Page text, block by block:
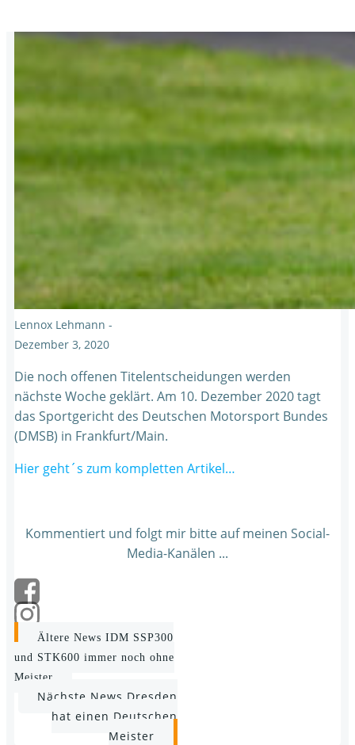
Lennox Lehmann -
Dezember 3, 2020
Die noch offenen Titelentscheidungen werden
nächste Woche geklärt. Am 10. Dezember 2020 tagt
das Sportgericht des Deutschen Motorsport Bundes
(DMSB) in Frankfurt/Main.
Hier geht´s zum kompletten Artikel…
Kommentiert und folgt mir bitte auf meinen Social-
Media-Kanälen ...
Post
navigation
Ältere News IDM SSP300
und STK600 immer noch ohne
Meister
Post
Nächste News Dresden
hat einen Deutschen
Meister